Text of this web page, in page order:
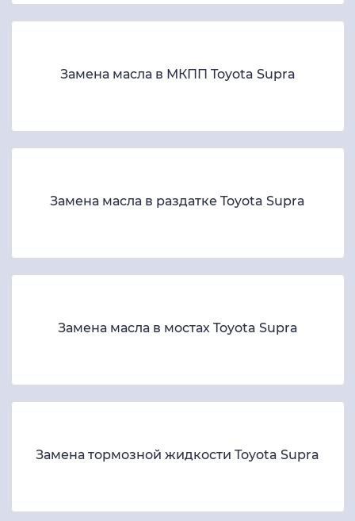
Замена масла в МКПП Toyota Supra
Замена масла в раздатке Toyota Supra
Замена масла в мостах Toyota Supra
Замена тормозной жидкости Toyota Supra